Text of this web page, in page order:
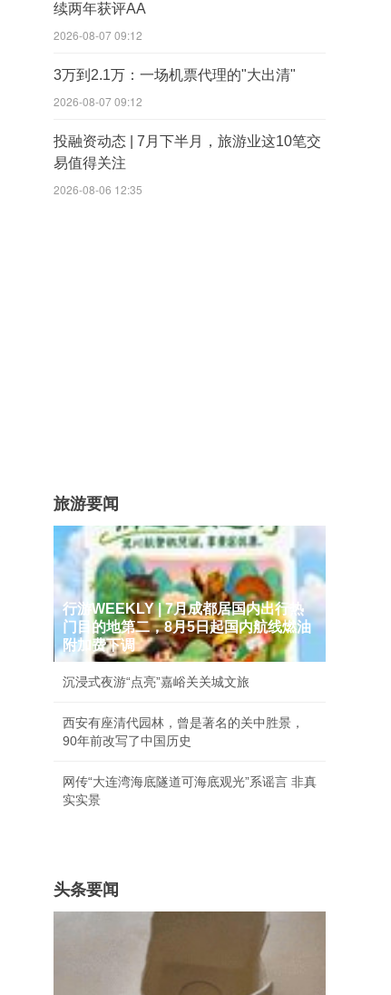
续两年获评AA
2026-08-07 09:12
3万到2.1万：一场机票代理的"大出清"
2026-08-07 09:12
投融资动态 | 7月下半月，旅游业这10笔交
易值得关注
2026-08-06 12:35
旅游要闻
行游WEEKLY | 7月成都居国内出行热
门目的地第二，8月5日起国内航线燃油
附加费下调
沉浸式夜游“点亮”嘉峪关关城文旅
西安有座清代园林，曾是著名的关中胜景，
90年前改写了中国历史
网传“大连湾海底隧道可海底观光”系谣言 非真
实实景
头条要闻